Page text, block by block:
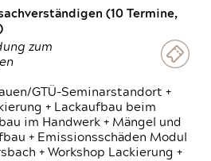
(10 Termine,
zum
GTÜ-Seminarstandort +
+ Lackaufbau beim
im Handwerk + Mängel und
+ Emissionsschäden Modul
+ Workshop Lackierung +